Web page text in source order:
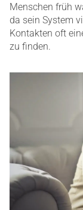
Menschen früh
da sein System
Kontakten oft
zu finden.